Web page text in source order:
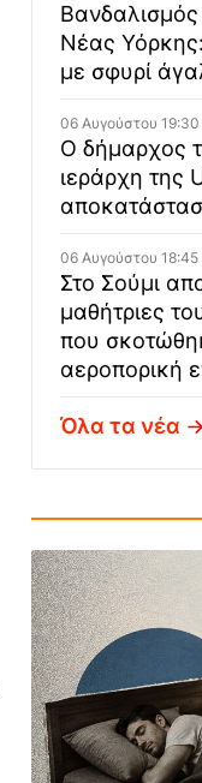
Νέας
με σφυρί
06 Αυγούστου 19:30
Ο δήμαρχος
ιεράρχη της
06 Αυγούστου 18:45
Στο Σούμι
μαθήτριες
που
αεροπορική
Όλα τα νέα